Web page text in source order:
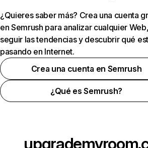
¿Quieres saber más? Crea una cuenta
en Semrush para analizar cualquier
seguir las tendencias y descubrir qué
pasando en Internet.
Crea una cuenta en Semrush
¿Qué es Semrush?